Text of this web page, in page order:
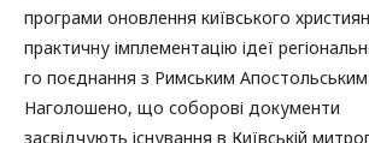
програми оновлення київського
практичну імплементацію ідеї
го поєднання з Римським
Наголошено, що соборові документи
засвідчують існування в Київській